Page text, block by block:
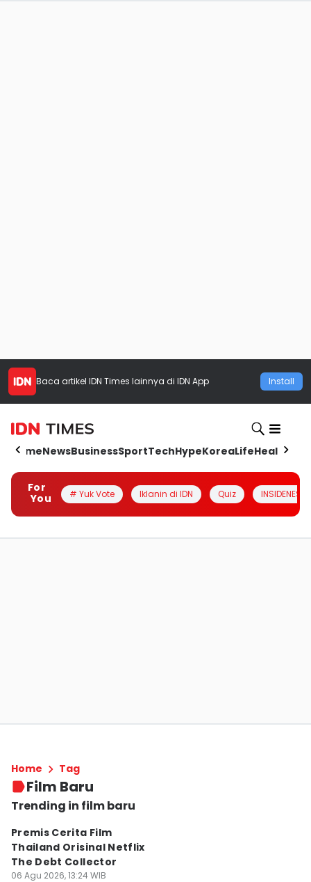
Baca artikel IDN Times lainnya di IDN App Install
HomeNewsBusinessSportTechHypeKoreaLifeHealth
For
You
# Yuk Vote Iklanin di IDN Quiz INSIDENESIA
Home Tag
Film Baru
Trending in film baru
Premis Cerita Film
Thailand Orisinal Netflix
The Debt Collector
06 Agu 2026, 13:24 WIB